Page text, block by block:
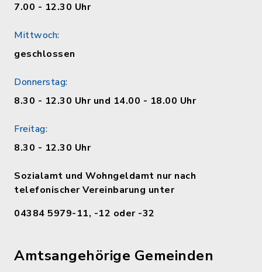
7.00 - 12.30 Uhr
Mittwoch:
geschlossen
Donnerstag:
8.30 - 12.30 Uhr und 14.00 - 18.00 Uhr
Freitag:
8.30 - 12.30 Uhr
Sozialamt und Wohngeldamt nur nach
telefonischer Vereinbarung unter
04384 5979-11, -12 oder -32
Amtsangehörige Gemeinden